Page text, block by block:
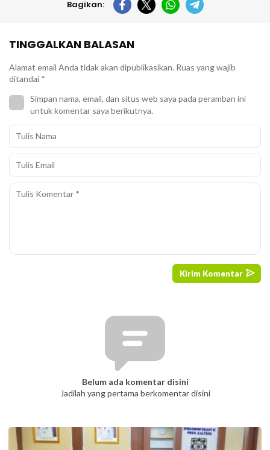
Bagikan:
TINGGALKAN BALASAN
Alamat email Anda tidak akan dipublikasikan. Ruas yang wajib
ditandai *
Simpan nama, email, dan situs web saya pada peramban ini
untuk komentar saya berikutnya.
Belum ada komentar disini
Jadilah yang pertama berkomentar disini